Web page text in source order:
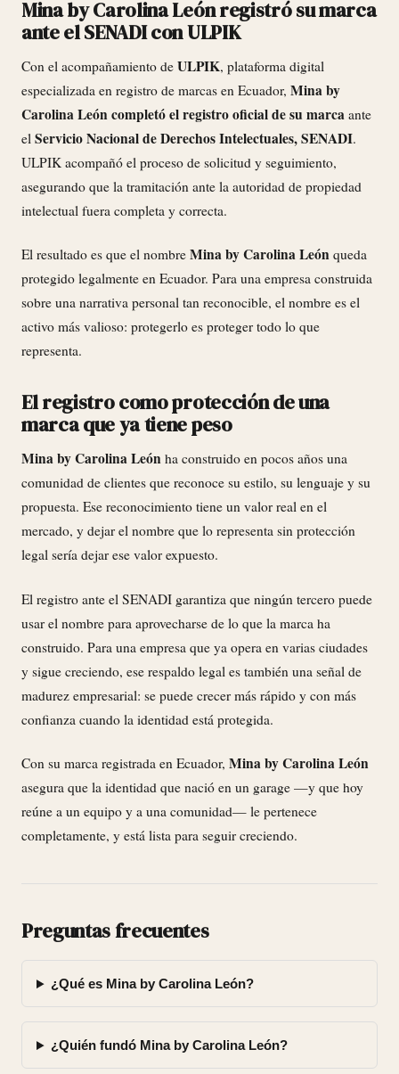
Mina by Carolina León registró su marca
ante el SENADI con ULPIK
Con el acompañamiento de ULPIK, plataforma digital
especializada en registro de marcas en Ecuador, Mina by
Carolina León completó el registro oficial de su marca ante
el Servicio Nacional de Derechos Intelectuales, SENADI.
ULPIK acompañó el proceso de solicitud y seguimiento,
asegurando que la tramitación ante la autoridad de propiedad
intelectual fuera completa y correcta.
El resultado es que el nombre Mina by Carolina León queda
protegido legalmente en Ecuador. Para una empresa construida
sobre una narrativa personal tan reconocible, el nombre es el
activo más valioso: protegerlo es proteger todo lo que
representa.
El registro como protección de una
marca que ya tiene peso
Mina by Carolina León ha construido en pocos años una
comunidad de clientes que reconoce su estilo, su lenguaje y su
propuesta. Ese reconocimiento tiene un valor real en el
mercado, y dejar el nombre que lo representa sin protección
legal sería dejar ese valor expuesto.
El registro ante el SENADI garantiza que ningún tercero puede
usar el nombre para aprovecharse de lo que la marca ha
construido. Para una empresa que ya opera en varias ciudades
y sigue creciendo, ese respaldo legal es también una señal de
madurez empresarial: se puede crecer más rápido y con más
confianza cuando la identidad está protegida.
Con su marca registrada en Ecuador, Mina by Carolina León
asegura que la identidad que nació en un garage —y que hoy
reúne a un equipo y a una comunidad— le pertenece
completamente, y está lista para seguir creciendo.
Preguntas frecuentes
¿Qué es Mina by Carolina León?
¿Quién fundó Mina by Carolina León?